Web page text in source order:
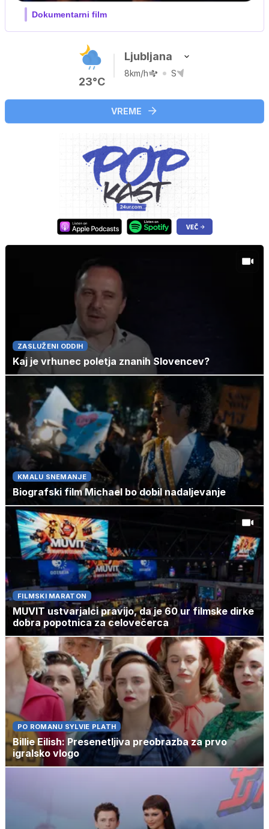
V živo na VOYO: sreda ob 20.30
23°C
Ljubljana
8km/h S
VREME
ZASLUŽENI ODDIH
Kaj je vrhunec poletja znanih Slovencev?
KMALU SNEMANJE
Biografski film Michael bo dobil nadaljevanje
FILMSKI MARATON
MUVIT ustvarjalci pravijo, da je 60 ur filmske dirke
dobra popotnica za celovečerca
PO ROMANU SYLVIE PLATH
Billie Eilish: Presenetljiva preobrazba za prvo
igralsko vlogo